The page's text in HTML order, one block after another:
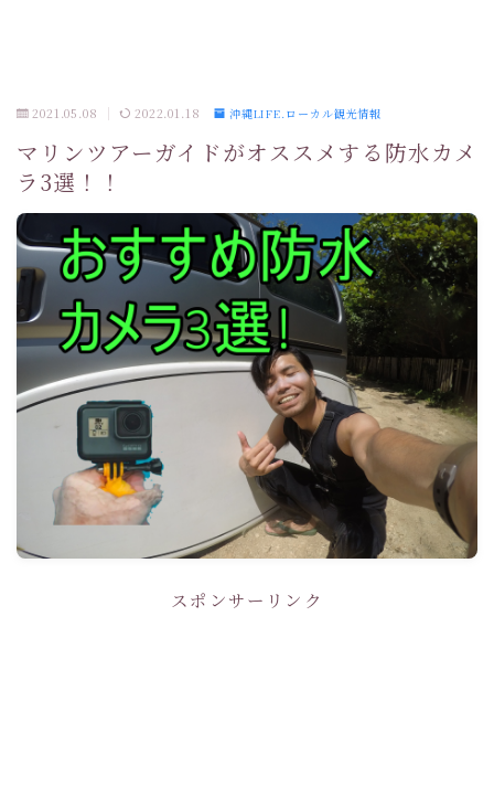
2021.05.08 2022.01.18 沖縄LIFE.ローカル観光情報
マリンツアーガイドがオススメする防水カメ
ラ3選！！
スポンサーリンク